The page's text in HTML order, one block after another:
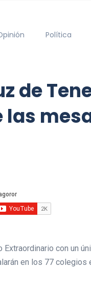
Política
de
con un
en los 77